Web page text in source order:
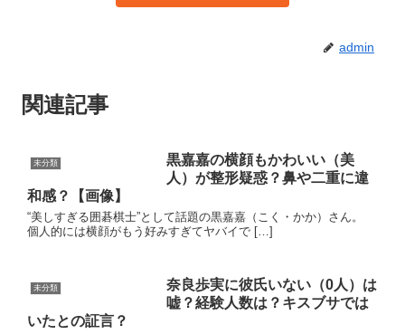
admin
関連記事
未分類
黒嘉嘉の横顔もかわいい（美
人）が整形疑惑？鼻や二重に違
和感？【画像】
“美しすぎる囲碁棋士”として話題の黒嘉嘉（こく・かか）さん。
個人的には横顔がもう好みすぎてヤバイで […]
未分類
奈良歩実に彼氏いない（0人）は
嘘？経験人数は？キスブサでは
いたとの証言？